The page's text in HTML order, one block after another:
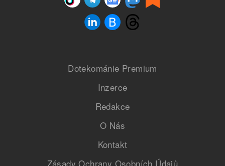
Dotekománie Premium
Inzerce
Redakce
O Nás
Kontakt
Zásady Ochrany Osobních Údajů